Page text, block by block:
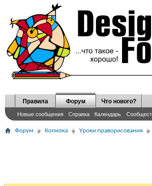
Правила Форум
Новые сообщения Справка Календарь
Что нового?
Форум Копилка Уроки праворисования